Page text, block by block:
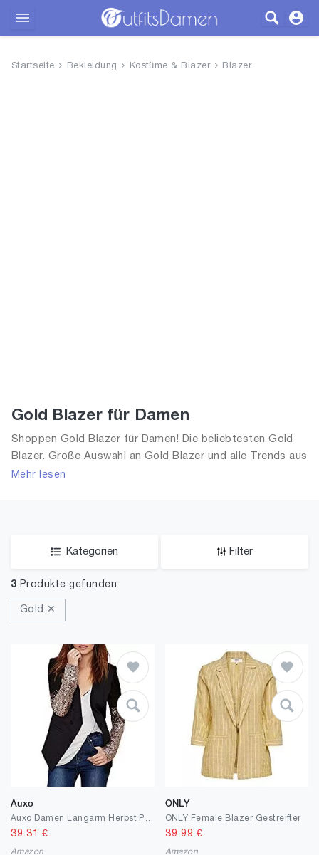
Startseite Bekleidung Kostüme & Blazer Blazer
Gold Blazer für Damen
Shoppen Gold Blazer für Damen! Die beliebtesten Gold
Blazer. Große Auswahl an Gold Blazer und alle Trends aus
2026 für Frauen!
Mehr lesen
Kategorien Filter
3 Produkte gefunden
Gold ✕
Auxo
39.31 €
Amazon
ONLY
ONLY Female Blazer Gestreifter
39.99 €
Amazon